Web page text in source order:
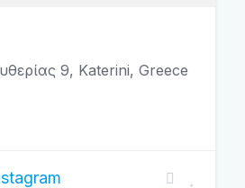
9, Katerini, Greece